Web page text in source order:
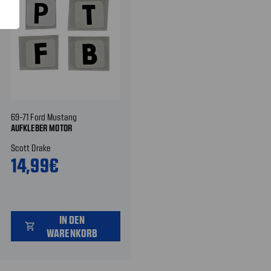
69-71 Ford Mustang
AUFKLEBER MOTOR
Scott Drake
14,99€
shopping_cart
IN DEN
WARENKORB